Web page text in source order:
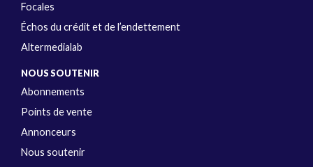
Focales
Échos du crédit et de l’endettement
Altermedialab
NOUS SOUTENIR
Abonnements
Points de vente
Annonceurs
Nous soutenir